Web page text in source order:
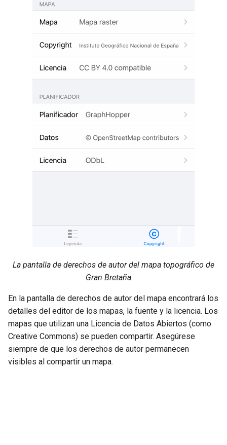
La pantalla de derechos de autor del mapa topográfico de
Gran Bretaña.
En la pantalla de derechos de autor del mapa encontrará los
detalles del editor de los mapas, la fuente y la licencia. Los
mapas que utilizan una Licencia de Datos Abiertos (como
Creative Commons) se pueden compartir. Asegúrese
siempre de que los derechos de autor permanecen
visibles al compartir un mapa.